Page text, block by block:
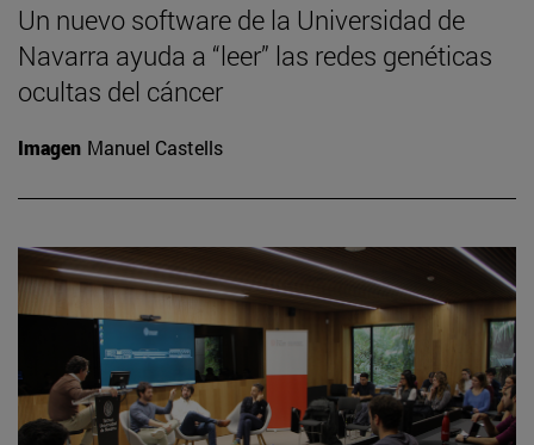
Un nuevo software de la Universidad de
Navarra ayuda a “leer” las redes genéticas
ocultas del cáncer
Imagen Manuel Castells